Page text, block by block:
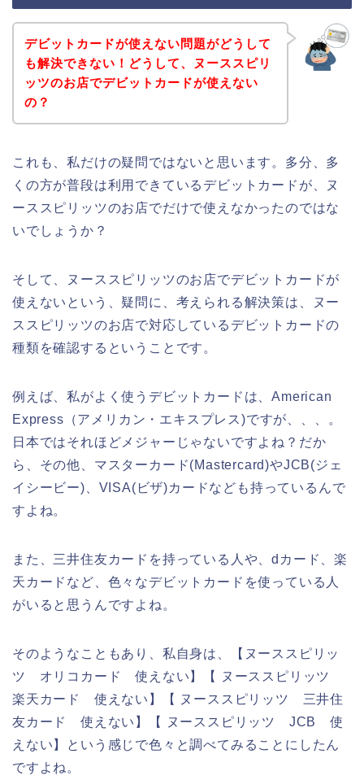
デビットカードが使えない問題がどうして
も解決できない！どうして、ヌーススピリ
ッツのお店でデビットカードが使えない
の？
これも、私だけの疑問ではないと思います。多分、多
くの方が普段は利用できているデビットカードが、ヌ
ーススピリッツのお店でだけで使えなかったのではな
いでしょうか？
そして、ヌーススピリッツのお店でデビットカードが
使えないという、疑問に、考えられる解決策は、ヌー
ススピリッツのお店で対応しているデビットカードの
種類を確認するということです。
例えば、私がよく使うデビットカードは、American
Express（アメリカン・エキスプレス)ですが、、、。
日本ではそれほどメジャーじゃないですよね？だか
ら、その他、マスターカード(Mastercard)やJCB(ジェ
イシービー)、VISA(ビザ)カードなども持っているんで
すよね。
また、三井住友カードを持っている人や、dカード、楽
天カードなど、色々なデビットカードを使っている人
がいると思うんですよね。
そのようなこともあり、私自身は、【ヌーススピリッ
ツ オリコカード 使えない】【 ヌーススピリッツ
楽天カード 使えない】【 ヌーススピリッツ 三井住
友カード 使えない】【 ヌーススピリッツ JCB 使
えない】という感じで色々と調べてみることにしたん
ですよね。